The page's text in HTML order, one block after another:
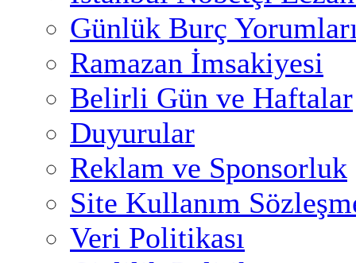
Günlük Burç
Ramazan İmsakiyesi
Belirli Gün ve Haftalar
Duyurular
Reklam ve Sponsorluk
Site Kullanım
Veri Politikası